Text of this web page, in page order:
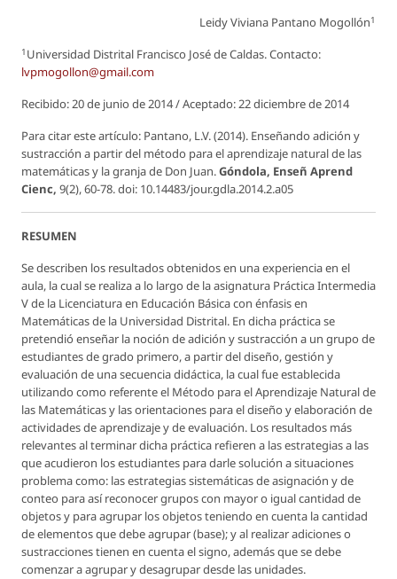
Leidy Viviana Pantano Mogollón1
1 Universidad Distrital Francisco José de Caldas. Contacto:
lvpmogollon@gmail.com
Recibido: 20 de junio de 2014 / Aceptado: 22 diciembre de 2014
Para citar este artículo: Pantano, L.V. (2014). Enseñando adición y
sustracción a partir del método para el aprendizaje natural de las
matemáticas y la granja de Don Juan.Góndola, Enseñ Aprend
Cienc, 9(2), 60-78. doi: 10.14483/jour.gdla.2014.2.a05
RESUMEN
Se describen los resultados obtenidos en una experiencia en el
aula, la cual se realiza a lo largo de la asignatura Práctica Intermedia
V de la Licenciatura en Educación Básica con énfasis en
Matemáticas de la Universidad Distrital. En dicha práctica se
pretendió enseñar la noción de adición y sustracción a un grupo de
estudiantes de grado primero, a partir del diseño, gestión y
evaluación de una secuencia didáctica, la cual fue establecida
utilizando como referente el Método para el Aprendizaje Natural de
las Matemáticas y las orientaciones para el diseño y elaboración de
actividades de aprendizaje y de evaluación. Los resultados más
relevantes al terminar dicha práctica refieren a las estrategias a las
que acudieron los estudiantes para darle solución a situaciones
problema como: las estrategias sistemáticas de asignación y de
conteo para así reconocer grupos con mayor o igual cantidad de
objetos y para agrupar los objetos teniendo en cuenta la cantidad
de elementos que debe agrupar (base); y al realizar adiciones o
sustracciones tienen en cuenta el signo, además que se debe
comenzar a agrupar y desagrupar desde las unidades.